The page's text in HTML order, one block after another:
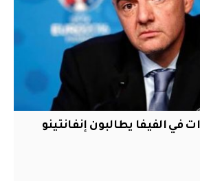
في الفيفا يطالبون إنفانتينو